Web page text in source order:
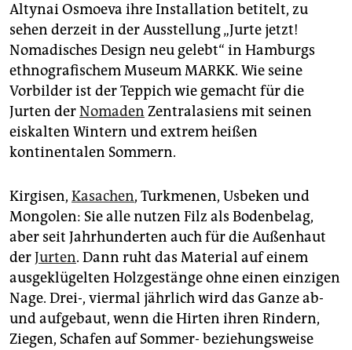
Altynai Osmoeva ihre Installation betitelt, zu
sehen derzeit in der Ausstellung „Jurte jetzt!
Nomadisches Design neu gelebt“ in Hamburgs
ethnografischem Museum MARKK. Wie seine
Vorbilder ist der Teppich wie gemacht für die
Jurten derNomaden Zentralasiens mit seinen
eiskalten Wintern und extrem heißen
kontinentalen Sommern.
Kirgisen, Kasachen, Turkmenen, Usbeken und
Mongolen: Sie alle nutzen Filz als Bodenbelag,
aber seit Jahrhunderten auch für die Außenhaut
derJurten. Dann ruht das Material auf einem
ausgeklügelten Holzgestänge ohne einen einzigen
Nage. Drei-, viermal jährlich wird das Ganze ab-
und aufgebaut, wenn die Hirten ihren Rindern,
Ziegen, Schafen auf Sommer- beziehungsweise